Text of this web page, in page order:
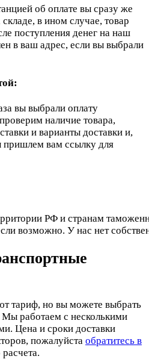
об оплате вы сразу же
в ином случае, товар
поступления денег на наш
в ваш адрес, если вы выбрали
вы выбрали оплату
наличие товара,
и варианты доставки и,
пришлем вам ссылку для
РФ и странам
возможно. У нас нет
тариф, но вы можете выбрать
Мы работаем с несколькими
Цена и сроки доставки
пожалуйста обратитесь в